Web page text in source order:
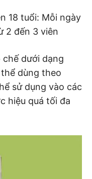
18 tuổi: Mỗi ngày
2 đến 3 viên
dưới dạng
dùng theo
sử dụng vào các
hiệu quá tối đa